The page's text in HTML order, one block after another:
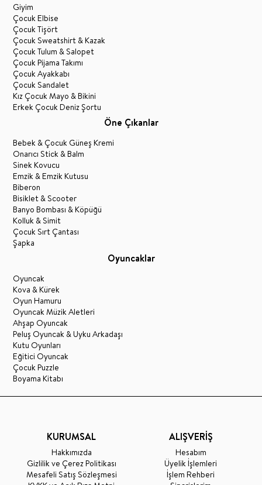
Giyim
Çocuk Elbise
Çocuk Tişört
Çocuk Sweatshirt & Kazak
Çocuk Tulum & Salopet
Çocuk Pijama Takımı
Çocuk Ayakkabı
Çocuk Sandalet
Kız Çocuk Mayo & Bikini
Erkek Çocuk Deniz Şortu
Öne Çıkanlar
Bebek & Çocuk Güneş Kremi
Onarıcı Stick & Balm
Sinek Kovucu
Emzik & Emzik Kutusu
Biberon
Bisiklet & Scooter
Banyo Bombası & Köpüğü
Kolluk & Simit
Çocuk Sırt Çantası
Şapka
Oyuncaklar
Oyuncak
Kova & Kürek
Oyun Hamuru
Oyuncak Müzik Aletleri
Ahşap Oyuncak
Peluş Oyuncak & Uyku Arkadaşı
Kutu Oyunları
Eğitici Oyuncak
Çocuk Puzzle
Boyama Kitabı
KURUMSAL
Hakkımızda
Gizlilik ve Çerez Politikası
Mesafeli Satış Sözleşmesi
ALIŞVERİŞ
Hesabım
Üyelik İşlemleri
İşlem Rehberi